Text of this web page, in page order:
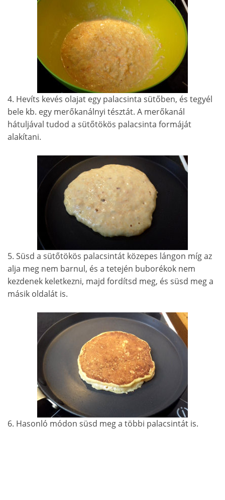
4. Hevíts kevés olajat egy palacsinta sütőben, és tegyél
bele kb. egy merőkanálnyi tésztát. A merőkanál
hátuljával tudod a sütőtökös palacsinta formáját
alakítani.
5. Süsd a sütőtökös palacsintát közepes lángon míg az
alja meg nem barnul, és a tetején buborékok nem
kezdenek keletkezni, majd fordítsd meg, és süsd meg a
másik oldalát is.
6. Hasonló módon süsd meg a többi palacsintát is.